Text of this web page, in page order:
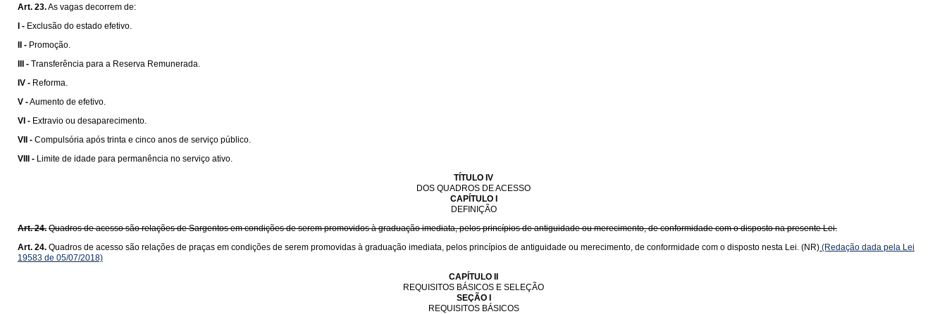
Art. 23.As vagas decorrem de:
I - Exclusão do estado efetivo.
II - Promoção.
III - Transferência para a Reserva Remunerada.
IV - Reforma.
V -Aumento de efetivo.
VI - Extravio ou desaparecimento.
VII - Compulsória após trinta e cinco anos de serviço público.
VIII - Limite de idade para permanência no serviço ativo.
TÍTULO IV
DOS QUADROS DE ACESSO
CAPÍTULO I
DEFINIÇÃO
Art. 24. Quadros de acesso são relações de Sargentos em condições de serem promovidos à graduação imediata, pelos princípios de antiguidade ou merecimento, de conformidade com o disposto na presente Lei.
Art. 24. Quadros de acesso são relações de praças em condições de serem promovidas à graduação imediata, pelos princípios de antiguidade ou merecimento, de conformidade com o disposto nesta Lei. (NR) (Redação dada pela Lei
19583 de 05/07/2018)
CAPÍTULO II
REQUISITOS BÁSICOS E SELEÇÃO
SEÇÃO I
REQUISITOS BÁSICOS